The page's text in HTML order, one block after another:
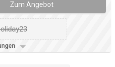
Zum Angebot